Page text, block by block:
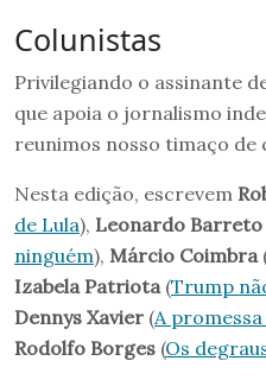
Colunistas
Privilegiando o assinante
que apoia o jornalismo
reunimos nosso timaço de
Nesta edição, escrevem
de Lula), Leonardo Barreto
ninguém), Márcio Coimbra
Izabela Patriota (Trump
Dennys Xavier (A
Rodolfo Borges (Os